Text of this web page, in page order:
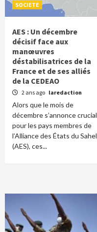
SOCIETE
AES : Un décembre
décisif face aux
manœuvres
déstabilisatrices de la
France et de ses alliés
de la CEDEAO
2 ans ago laredaction
Alors que le mois de
décembre s’annonce crucial
pour les pays membres de
l’Alliance des États du Sahel
(AES), ces...